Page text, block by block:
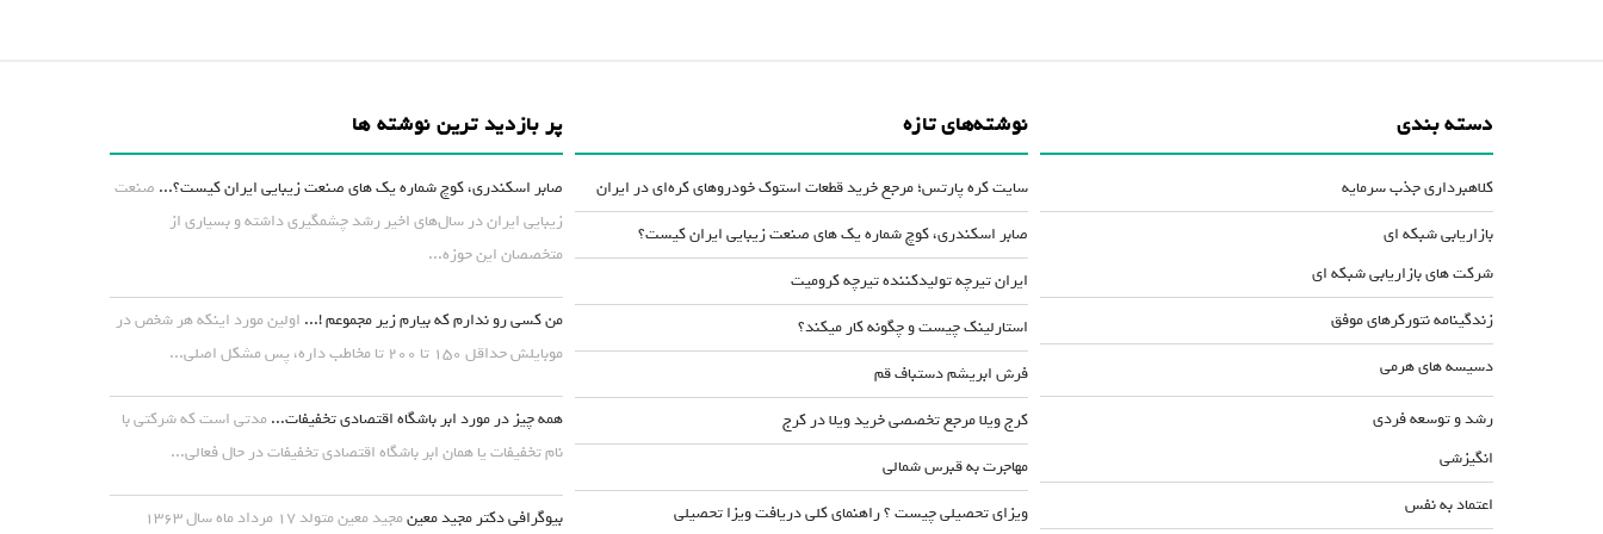
پر بازدید ترین نوشته ها
صابر اسکندری، کوچ شماره یک های صنعت زیبایی ایران کیست؟... صنعت
زیبایی ایران در سال‌های اخیر رشد چشمگیری داشته و بسیاری از
متخصصان این حوزه...
من کسی رو ندارم که بیارم زیر مجموعم !... اولین مورد اینکه هر شخص در
موبایلش حداقل ۱۵۰ تا ۲۰۰ تا مخاطب داره، پس مشکل اصلی...
همه چیز در مورد ابر باشگاه اقتصادی تخفیفات...مدتی است که شرکتی با
نام تخفیفات یا همان ابر باشگاه اقتصادی تخفیفات در حال فعالی...
بیوگرافی دکتر مجید معین مجید معین متولد ۱۷ مرداد ماه سال ۱۳۶۳
نوشته‌های تازه
سایت کره پارتس؛ مرجع خرید قطعات استوک خودروهای کره‌ای در ایران
صابر اسکندری، کوچ شماره یک های صنعت زیبایی ایران کیست؟
ایران تیرچه تولیدکننده تیرچه کرومیت
استارلینک چیست و چگونه کار میکند؟
فرش ابریشم دستباف قم
کرج ویلا مرجع تخصصی خرید ویلا در کرج
مهاجرت به قبرس شمالی
ویزای تحصیلی چیست ؟ راهنمای کلی دریافت ویزا تحصیلی
دسته بندی
کلاهبرداری جذب سرمایه
بازاریابی شبکه ای
شرکت های بازاریابی شبکه ای
زندگینامه نتورکرهای موفق
دسیسه های هرمی
رشد و توسعه فردی
انگیزشی
اعتماد به نفس